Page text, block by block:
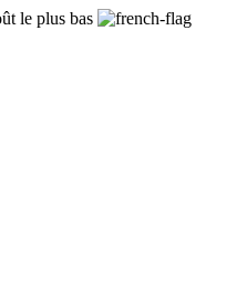
le plus bas